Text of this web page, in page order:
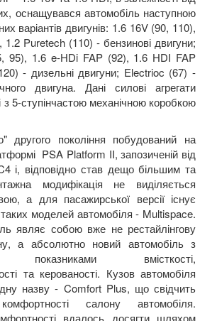
оснащувався автомобіль наступною
варіантів двигунів: 1.6 16V (90, 110),
Puretech (110) - бензинові двигуни;
95), 1.6 e-HDi FAP (92), 1.6 HDI FAP
- дизельні двигуни; Electrioc (67) -
двигуна. Дані силові агрегати
5-ступінчастою механічною коробкою
другого покоління побудований на
PSA Platform II, запозиченій від
і, відповідно став дещо більшим та
модифікація не виділяється
а для пасажирської версії існує
моделей автомобіля - Multispace.
являє собою вже не рестайлінгову
а абсолютно новий автомобіль з
показниками вмісткості,
та керованості. Кузов автомобіля
назву - Comfort Plus, що свідчить
салону автомобіля.
вдалось досягти шляхом